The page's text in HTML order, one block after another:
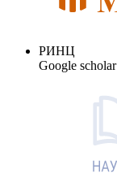
РИНЦ
Google scholar